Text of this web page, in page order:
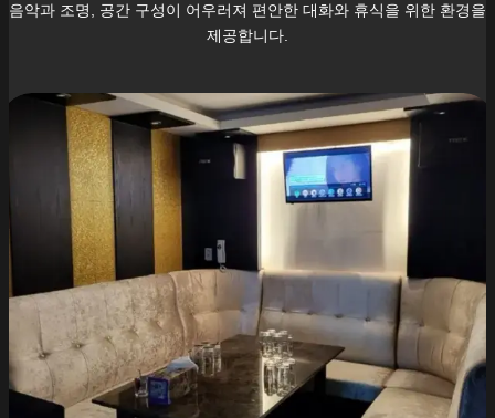
음악과 조명, 공간 구성이 어우러져 편안한 대화와 휴식을 위한 환경을
제공합니다.